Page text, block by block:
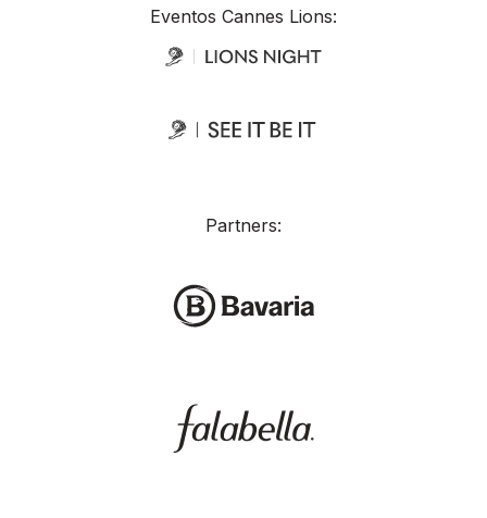
Eventos Cannes Lions:
Partners: